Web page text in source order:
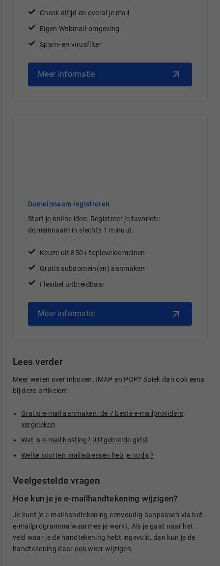
Check altijd en overal je mail
Eigen Webmail-omgeving
Spam- en virusfilter
Meer informatie
Domeinnaam registreren
Start je online idee. Registreer je favoriete
domeinnaam in slechts 1 minuut.
Keuze uit 850+ topleveldomeinen
Gratis subdomein(en) aanmaken
Flexibel uitbreidbaar
Meer informatie
Lees verder
Meer weten over inboxen, IMAP en POP? Spiek dan ook eens
bij deze artikelen:
Gratis e-mail aanmaken: de 7 beste e-mailproviders
vergeleken
Wat is e-mail hosting? [Uitgebreide gids]
Welke soorten mailadressen heb je nodig?
Veelgestelde vragen
Hoe kun je je e-mailhandtekening wijzigen?
Je kunt je e-mailhandtekening eenvoudig aanpassen via het
e-mailprogramma waarmee je werkt. Als je gaat naar het
veld waar je de handtekening hebt ingevuld, dan kun je de
handtekening daar ook weer wijzigen.